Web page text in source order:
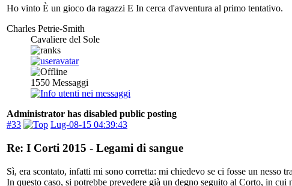
Ho vinto È un gioco da ragazzi E In cerca d'avventura al primo tentativo.
Charles Petrie-Smith
Cavaliere del Sole
1550 Messaggi
Administrator has disabled public posting
#33
Lug-08-15 04:39:43
Re: I Corti 2015 - Legami di sangue
Sì, era scontato, infatti mi sono corretta: mi chiedevo se ci fosse un nesso
In questo caso, si potrebbe prevedere già un degno seguito al Corto, in